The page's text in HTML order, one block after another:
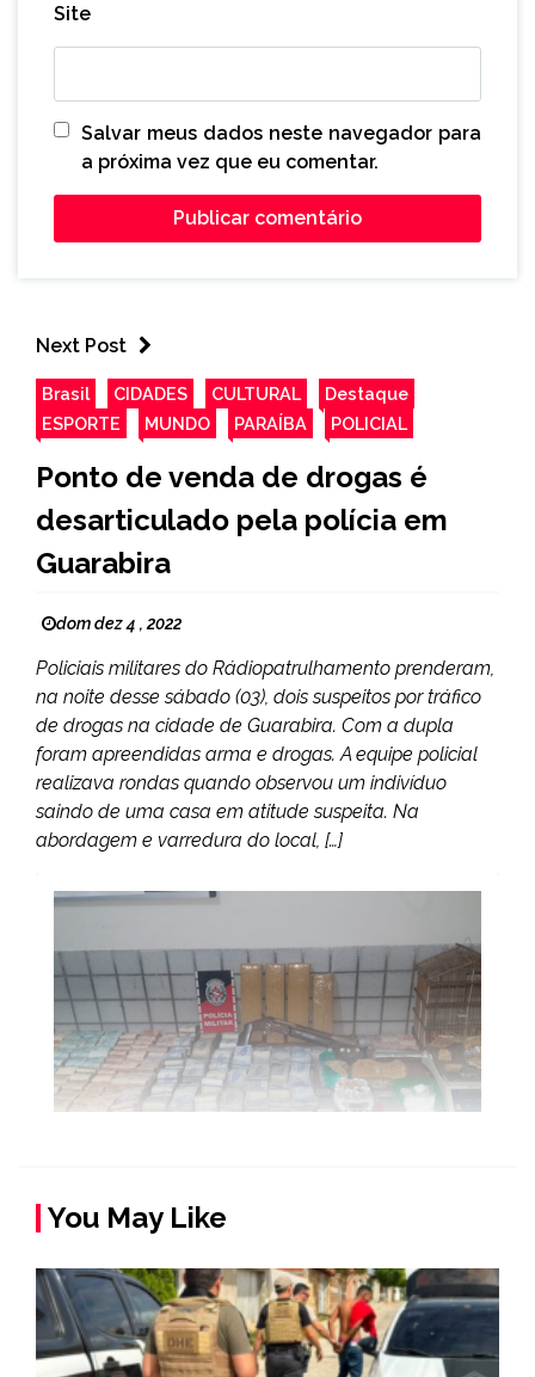
Site
Salvar meus dados neste navegador para
a próxima vez que eu comentar.
Next Post
Brasil CIDADES CULTURAL
Destaque
ESPORTE
MUNDO PARAÍBA POLICIAL
Ponto de venda de drogas é
desarticulado pela polícia em
Guarabira
dom dez 4 , 2022
Policiais militares do Rádiopatrulhamento prenderam,
na noite desse sábado (03), dois suspeitos por tráfico
de drogas na cidade de Guarabira. Com a dupla
foram apreendidas arma e drogas. A equipe policial
realizava rondas quando observou um indivíduo
saindo de uma casa em atitude suspeita. Na
abordagem e varredura do local, […]
You May Like